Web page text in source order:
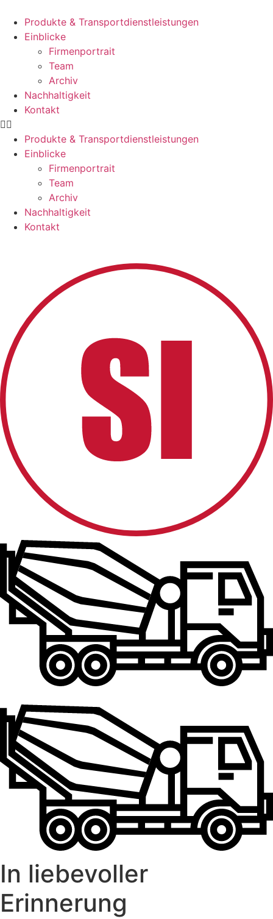
Inhalt
springen
Produkte & Transportdienstleistungen
Einblicke
Firmenportrait
Team
Archiv
Nachhaltigkeit
Kontakt
Produkte & Transportdienstleistungen
Einblicke
Firmenportrait
Team
Archiv
Nachhaltigkeit
Kontakt
In liebevoller
Erinnerung